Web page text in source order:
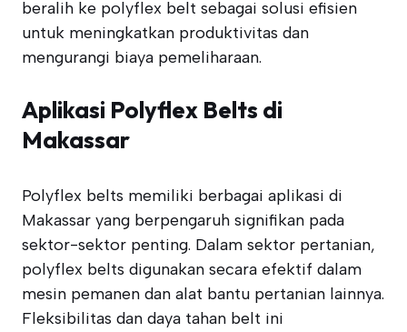
beralih ke polyflex belt sebagai solusi efisien
untuk meningkatkan produktivitas dan
mengurangi biaya pemeliharaan.
Aplikasi Polyflex Belts di
Makassar
Polyflex belts memiliki berbagai aplikasi di
Makassar yang berpengaruh signifikan pada
sektor-sektor penting. Dalam sektor pertanian,
polyflex belts digunakan secara efektif dalam
mesin pemanen dan alat bantu pertanian lainnya.
Fleksibilitas dan daya tahan belt ini